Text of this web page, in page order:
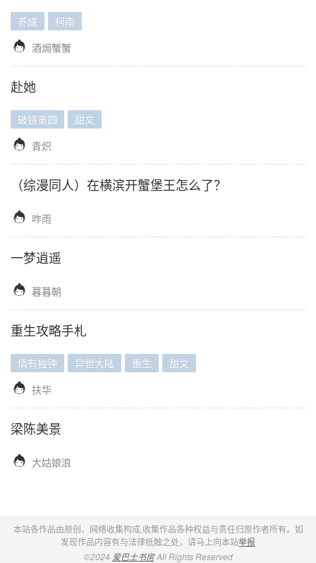
养成 柯南
 酒焗蟹蟹
赴她
破镜重圆 甜文
 青炽
（综漫同人）在横滨开蟹堡王怎么了？
 咋雨
一梦逍遥
 暮暮朝
重生攻略手札
情有独钟 异世大陆 重生 甜文
 扶华
梁陈美景
 大姑娘浪
本站各作品由原创、网络收集构成,收集作品各种权益与责任归原作者所有。如
发现作品内容有与法律抵触之处，请马上向本站举报
©2024 爱巴士书房All Rights Reserved